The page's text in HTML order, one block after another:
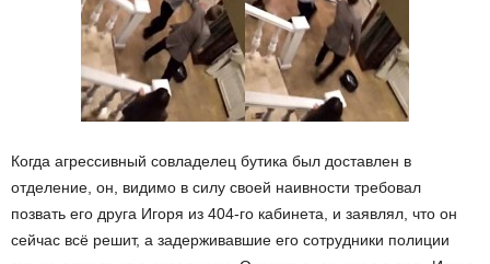
Когда агрессивный совладелец бутика был доставлен в
отделение, он, видимо в силу своей наивности требовал
позвать его друга Игоря из 404-го кабинета, и заявлял, что он
сейчас всё решит, а задерживавшие его сотрудники полиции